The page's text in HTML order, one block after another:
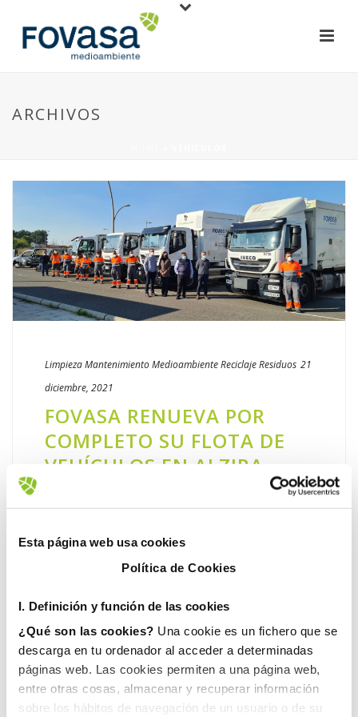
Esta página web usa cookies
Política de Cookies
I. Definición y función de las cookies
¿Qué son las cookies? Una cookie es un fichero que se
descarga en tu ordenador al acceder a determinadas
páginas web. Las cookies permiten a una página web,
entre otras cosas, almacenar y recuperar información
sobre los hábitos de navegación de un usuario o de su
ARCHIVOS
LimpiezaMantenimientoMedioambienteReciclajeResiduos 21
diciembre, 2021
FOVASA RENUEVA POR
COMPLETO SU FLOTA DE
VEHÍCULOS EN ALZIRA
Fovasa ha renovado todos los vehículos
Alzira. Al acto de presentación de la nueva
flota ha asistido el concejal del área de